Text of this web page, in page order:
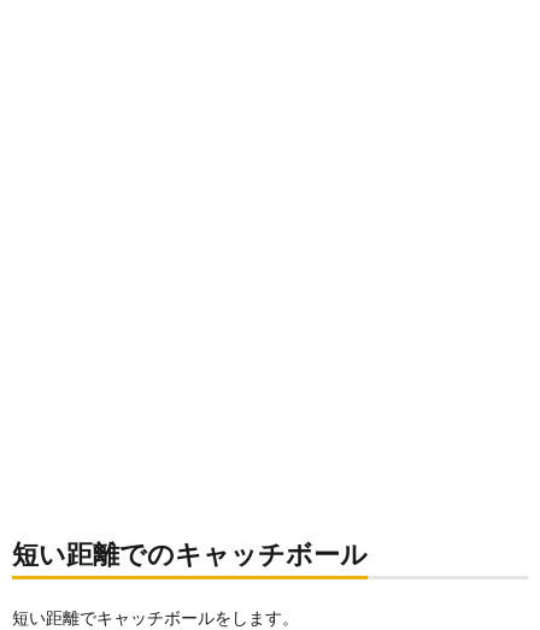
短い距離でのキャッチボール
短い距離でキャッチボールをします。